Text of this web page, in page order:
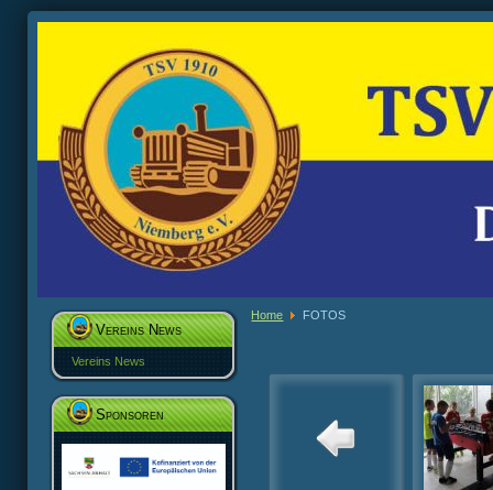
Vereins News
Vereins News
Sponsoren
Home FOTOS